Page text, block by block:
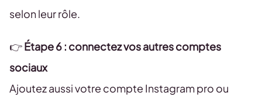
selon leur rôle.
👉Étape 6 : connectez vos autres comptes
sociaux
Ajoutez aussi votre compte Instagram pro ou